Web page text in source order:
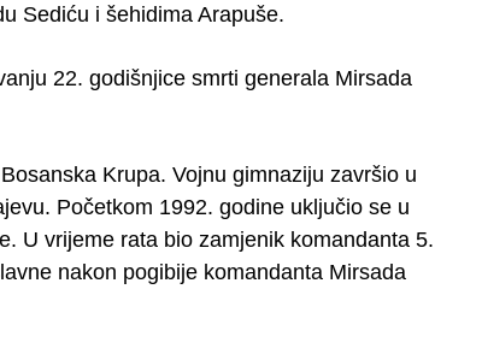
Sediću i šehidima Arapuše.
22. godišnjice smrti generala Mirsada
Krupa. Vojnu gimnaziju završio u
Početkom 1992. godine uključio se u
U vrijeme rata bio zamjenik komandanta 5.
nakon pogibije komandanta Mirsada